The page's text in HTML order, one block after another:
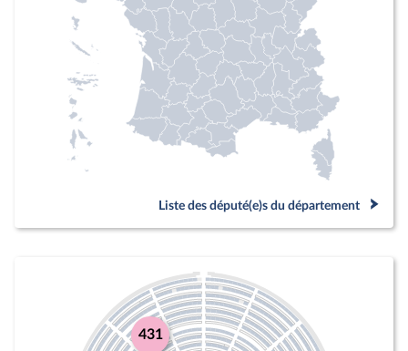
Liste des député(e)s du département
431